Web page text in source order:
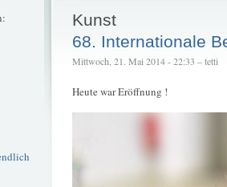
Kunst
68. Internationale
Mittwoch, 21. Mai 2014 - 22:33 – tetti
Heute war Eröffnung !